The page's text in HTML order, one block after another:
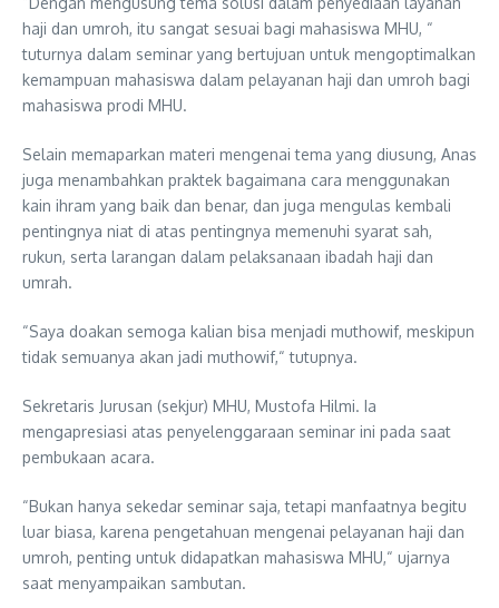
haji dan umroh, itu sangat sesuai bagi mahasiswa MHU, “
tuturnya dalam seminar yang bertujuan untuk mengoptimalkan
kemampuan mahasiswa dalam pelayanan haji dan umroh bagi
mahasiswa prodi MHU.
Selain memaparkan materi mengenai tema yang diusung, Anas
juga menambahkan praktek bagaimana cara menggunakan
kain ihram yang baik dan benar, dan juga mengulas kembali
pentingnya niat di atas pentingnya memenuhi syarat sah,
rukun, serta larangan dalam pelaksanaan ibadah haji dan
umrah.
“Saya doakan semoga kalian bisa menjadi muthowif, meskipun
tidak semuanya akan jadi muthowif,“ tutupnya.
Sekretaris Jurusan (sekjur) MHU, Mustofa Hilmi. Ia
mengapresiasi atas penyelenggaraan seminar ini pada saat
pembukaan acara.
“Bukan hanya sekedar seminar saja, tetapi manfaatnya begitu
luar biasa, karena pengetahuan mengenai pelayanan haji dan
umroh, penting untuk didapatkan mahasiswa MHU,“ ujarnya
saat menyampaikan sambutan.